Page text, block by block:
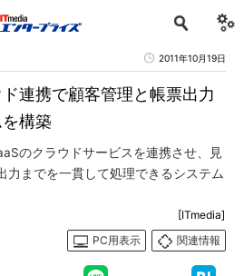
2011年10月19日
連携で顧客管理と帳票出力
構築
のクラウドサービスを連携させ、見
力までを一貫して処理できるシステム
[ITmedia]
PC用表示
関連情報